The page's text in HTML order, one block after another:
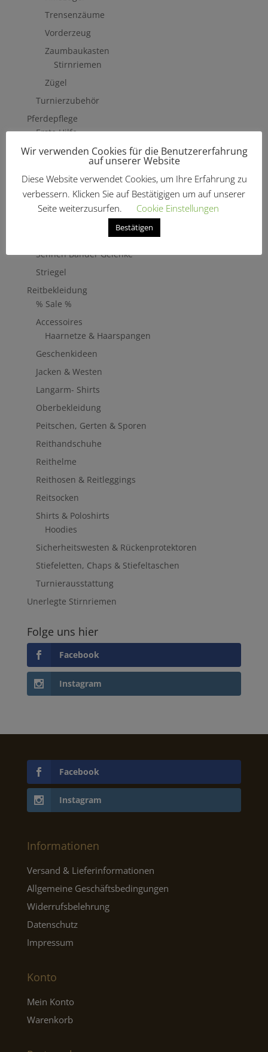
Trensenzäume
Vorderzeug
Zaumbaukasten
Stirnriemen
Zügel
Turnierzubehör
Pferdepflege
Erste Hilfe
Fliegenschutzmittel
Pferdewäsche
Putzzeug & Zubehör
Bürsten & Kardätschen
Sehnen Bänder Gelenke
Striegel
Reitbekleidung
% Sale %
Accessoires
Haarnetze & Haarspangen
Geschenkideen
Jacken & Westen
Langarm- Shirts
Oberbekleidung
Peitschen, Gerten & Sporen
Reithandschuhe
Reithelme
Reithosen & Reitleggings
Reitsocken
Shirts & Poloshirts
Hoodies
Sicherheitswesten & Rückenprotektoren
Stiefeletten, Chaps & Stiefeltaschen
Turnierausstattung
Unerlegte Stirnriemen
Folge uns hier
Facebook
Instagram
Facebook
Instagram
Informationen
Versand & Lieferinformationen
Allgemeine Geschäftsbedingungen
Widerrufsbelehrung
Datenschutz
Impressum
Konto
Mein Konto
Warenkorb
Wir verwenden Cookies für die Benutzererfahrung
auf unserer Website
Diese Website verwendet Cookies, um Ihre Erfahrung zu
verbessern. Klicken Sie auf Bestätigigen um auf unserer
Seite weiterzusurfen.
Cookie Einstellungen
Bestätigen